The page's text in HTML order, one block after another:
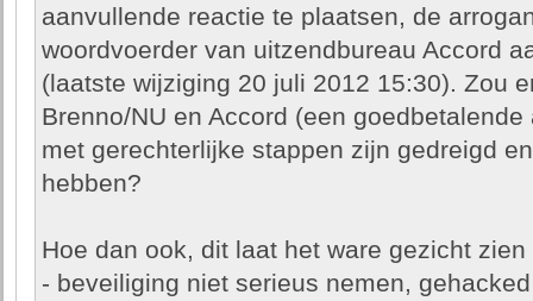
aanvullende reactie te plaatsen, de
woordvoerder van uitzendbureau Accord
(laatste wijziging 20 juli 2012 15:30). Zou
Brenno/NU en Accord (een
met gerechterlijke stappen zijn gedreigd
hebben?
Hoe dan ook, dit laat het ware gezicht
- beveiliging niet serieus nemen,